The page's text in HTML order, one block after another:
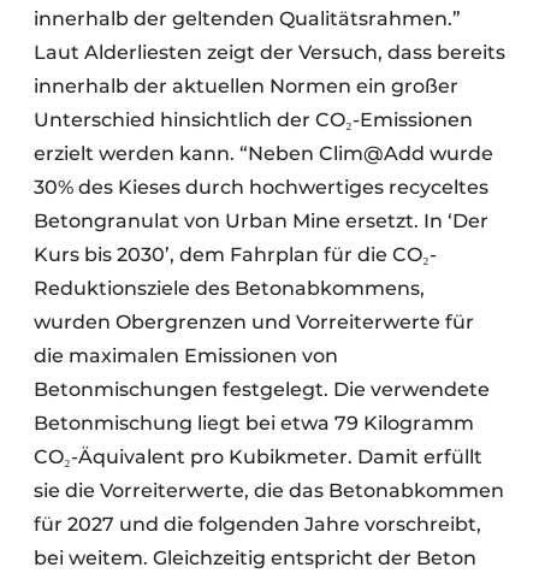
innerhalb der geltenden Qualitätsrahmen.”
Laut Alderliesten zeigt der Versuch, dass bereits
innerhalb der aktuellen Normen ein großer
Unterschied hinsichtlich der CO₂-Emissionen
erzielt werden kann. “Neben Clim@Add wurde
30% des Kieses durch hochwertiges recyceltes
Betongranulat von Urban Mine ersetzt. In ‘Der
Kurs bis 2030’, dem Fahrplan für die CO₂-
Reduktionsziele des Betonabkommens,
wurden Obergrenzen und Vorreiterwerte für
die maximalen Emissionen von
Betonmischungen festgelegt. Die verwendete
Betonmischung liegt bei etwa 79 Kilogramm
CO₂-Äquivalent pro Kubikmeter. Damit erfüllt
sie die Vorreiterwerte, die das Betonabkommen
für 2027 und die folgenden Jahre vorschreibt,
bei weitem. Gleichzeitig entspricht der Beton